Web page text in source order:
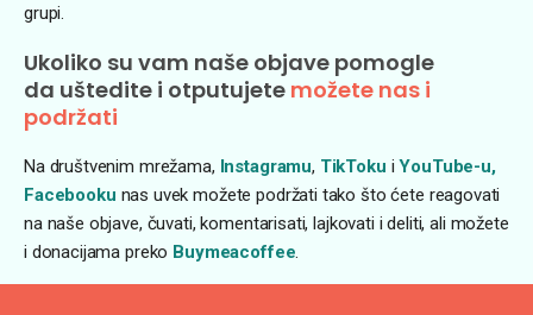
grupi.
Ukoliko su vam naše objave pomogle
da uštedite i otputujete možete nas i
podržati
Na društvenim mrežama, Instagramu, TikToku iYouTube-u,
Facebooku nas uvek možete podržati tako što ćete reagovati
na naše objave, čuvati, komentarisati, lajkovati i deliti, ali možete
i donacijama preko Buymeacoffee